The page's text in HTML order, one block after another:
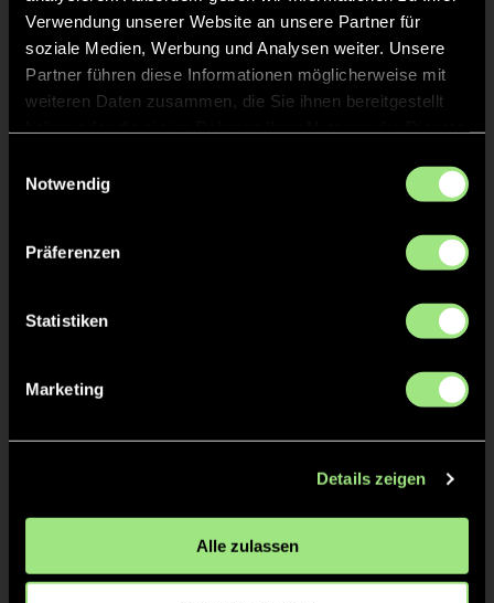
Verwendung unserer Website an unsere Partner für
soziale Medien, Werbung und Analysen weiter. Unsere
Partner führen diese Informationen möglicherweise mit
weiteren Daten zusammen, die Sie ihnen bereitgestellt
Notwendig
Präferenzen
Statistiken
Marketing
Details zeigen
Alle zulassen
Paula
Carlotta
Louisa